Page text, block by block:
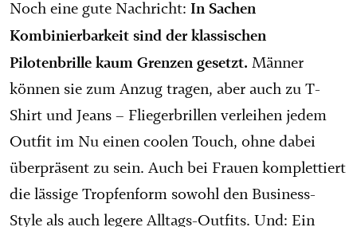
Noch eine gute Nachricht: In Sachen
Kombinierbarkeit sind der klassischen
Pilotenbrille kaum Grenzen gesetzt. Männer
können sie zum Anzug tragen, aber auch zu T-
Shirt und Jeans – Fliegerbrillen verleihen jedem
Outfit im Nu einen coolen Touch, ohne dabei
überpräsent zu sein. Auch bei Frauen komplettiert
die lässige Tropfenform sowohl den Business-
Style als auch legere Alltags-Outfits. Und: Ein